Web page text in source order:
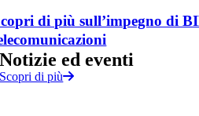
di più sull’impegno di
Notizie edeventi
Scopri di più